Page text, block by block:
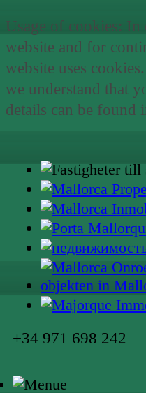
Usage of cookies:
website and for
website uses
we understand that
details can be found
+34 971 698 242